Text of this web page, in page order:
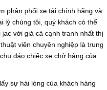
phân phối xe tải chính hãng và
lý chúng tôi, quý khách có thể
với giá cả cạnh tranh nhất thị
viên chuyên nghiệp là trung
đáo chiếc xe chở hàng của
sự hài lòng của khách hàng